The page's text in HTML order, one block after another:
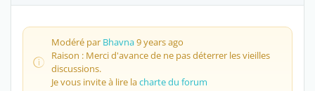
Modéré par Bhavna9 years ago
Raison : Merci d'avance de ne pas déterrer les vieilles
discussions.
Je vous invite à lire lacharte du forum